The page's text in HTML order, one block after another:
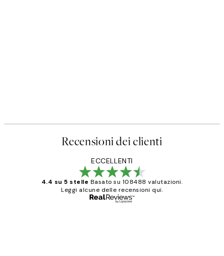
Recensioni dei clienti
ECCELLENTI
4.4 su 5 stelle Basato su 108488 valutazioni.
Leggi alcune delle recensioni qui.